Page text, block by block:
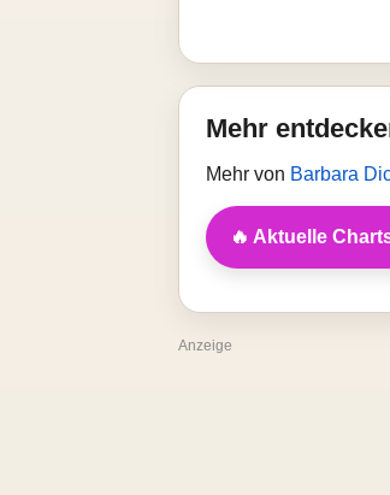
Mehr
Mehr von Barbara
🔥 Aktuelle
Anzeige